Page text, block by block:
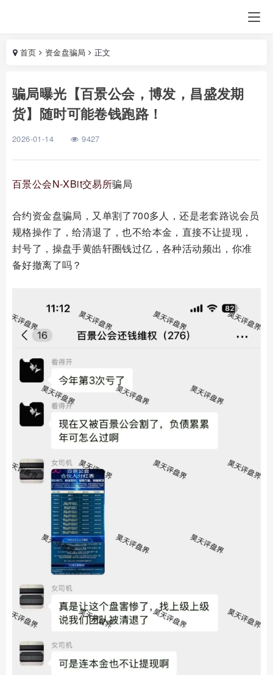
首页 资金盘骗局 正文
骗局曝光【百景公会，博发，昌盛发期
货】随时可能卷钱跑路！
2026-01-14 9427
百景公会N-XBit交易所骗局
合约资金盘骗局，又单割了700多人，还是老套路说会员
规格操作了，给清退了，也不给本金，直接不让提现，
封号了，操盘手黄皓轩圈钱过亿，各种活动频出，你准
备好撤离了吗？